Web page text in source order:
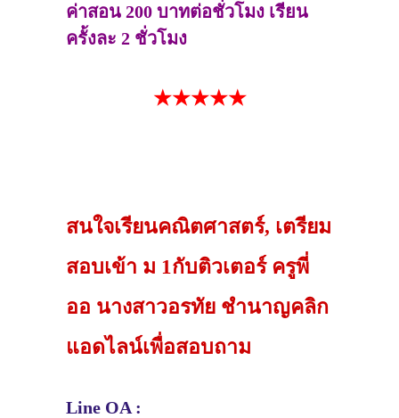
ค่าสอน 200 บาทต่อชั่วโมง เรียน
ครั้งละ 2 ชั่วโมง
★★★★★
สนใจเรียนคณิตศาสตร์, เตรียม
สอบเข้า ม 1กับติวเตอร์ ครูพี่
ออ นางสาวอรทัย ชำนาญคลิก
แอดไลน์เพื่อสอบถาม
Line OA :